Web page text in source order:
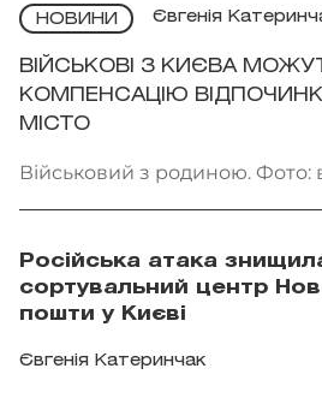
НОВИНИ Євгенія
ВІЙСЬКОВІ З КИЄВА
КОМПЕНСАЦІЮ
МІСТО
Військовий з родиною. Фото:
Російська атака
сортувальний центр
пошти у Києві
Євгенія Катеринчак